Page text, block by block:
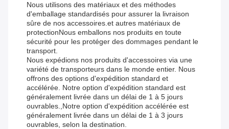
Nous utilisons des matériaux et des méthodes
d'emballage standardisés pour assurer la livraison
sûre de nos accessoires.et autres matériaux de
protectionNous emballons nos produits en toute
sécurité pour les protéger des dommages pendant le
transport.
Nous expédions nos produits d'accessoires via une
variété de transporteurs dans le monde entier. Nous
offrons des options d'expédition standard et
accélérée. Notre option d'expédition standard est
généralement livrée dans un délai de 1 à 5 jours
ouvrables.,Notre option d'expédition accélérée est
généralement livrée dans un délai de 1 à 3 jours
ouvrables, selon la destination.